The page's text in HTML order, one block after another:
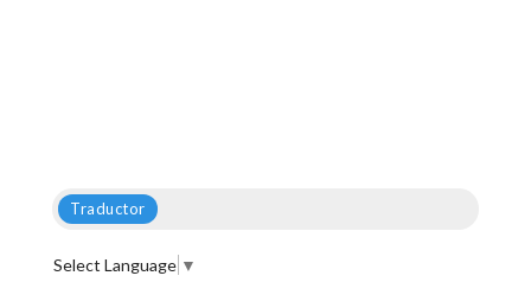
Traductor
Select Language ▼